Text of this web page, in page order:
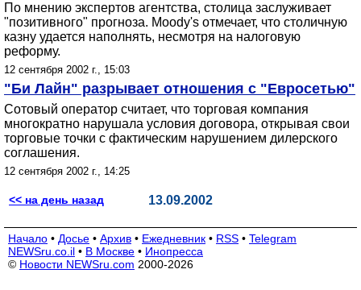
По мнению экспертов агентства, столица заслуживает
"позитивного" прогноза. Moody's отмечает, что столичную
казну удается наполнять, несмотря на налоговую
реформу.
12 сентября 2002 г., 15:03
"Би Лайн" разрывает отношения с "Евросетью"
Сотовый оператор считает, что торговая компания
многократно нарушала условия договора, открывая свои
торговые точки с фактическим нарушением дилерского
соглашения.
12 сентября 2002 г., 14:25
<< на день назад 13.09.2002
Начало • Досье • Архив • Ежедневник • RSS • Telegram
NEWSru.co.il • В Москве • Инопресса
© Новости NEWSru.com 2000-2026